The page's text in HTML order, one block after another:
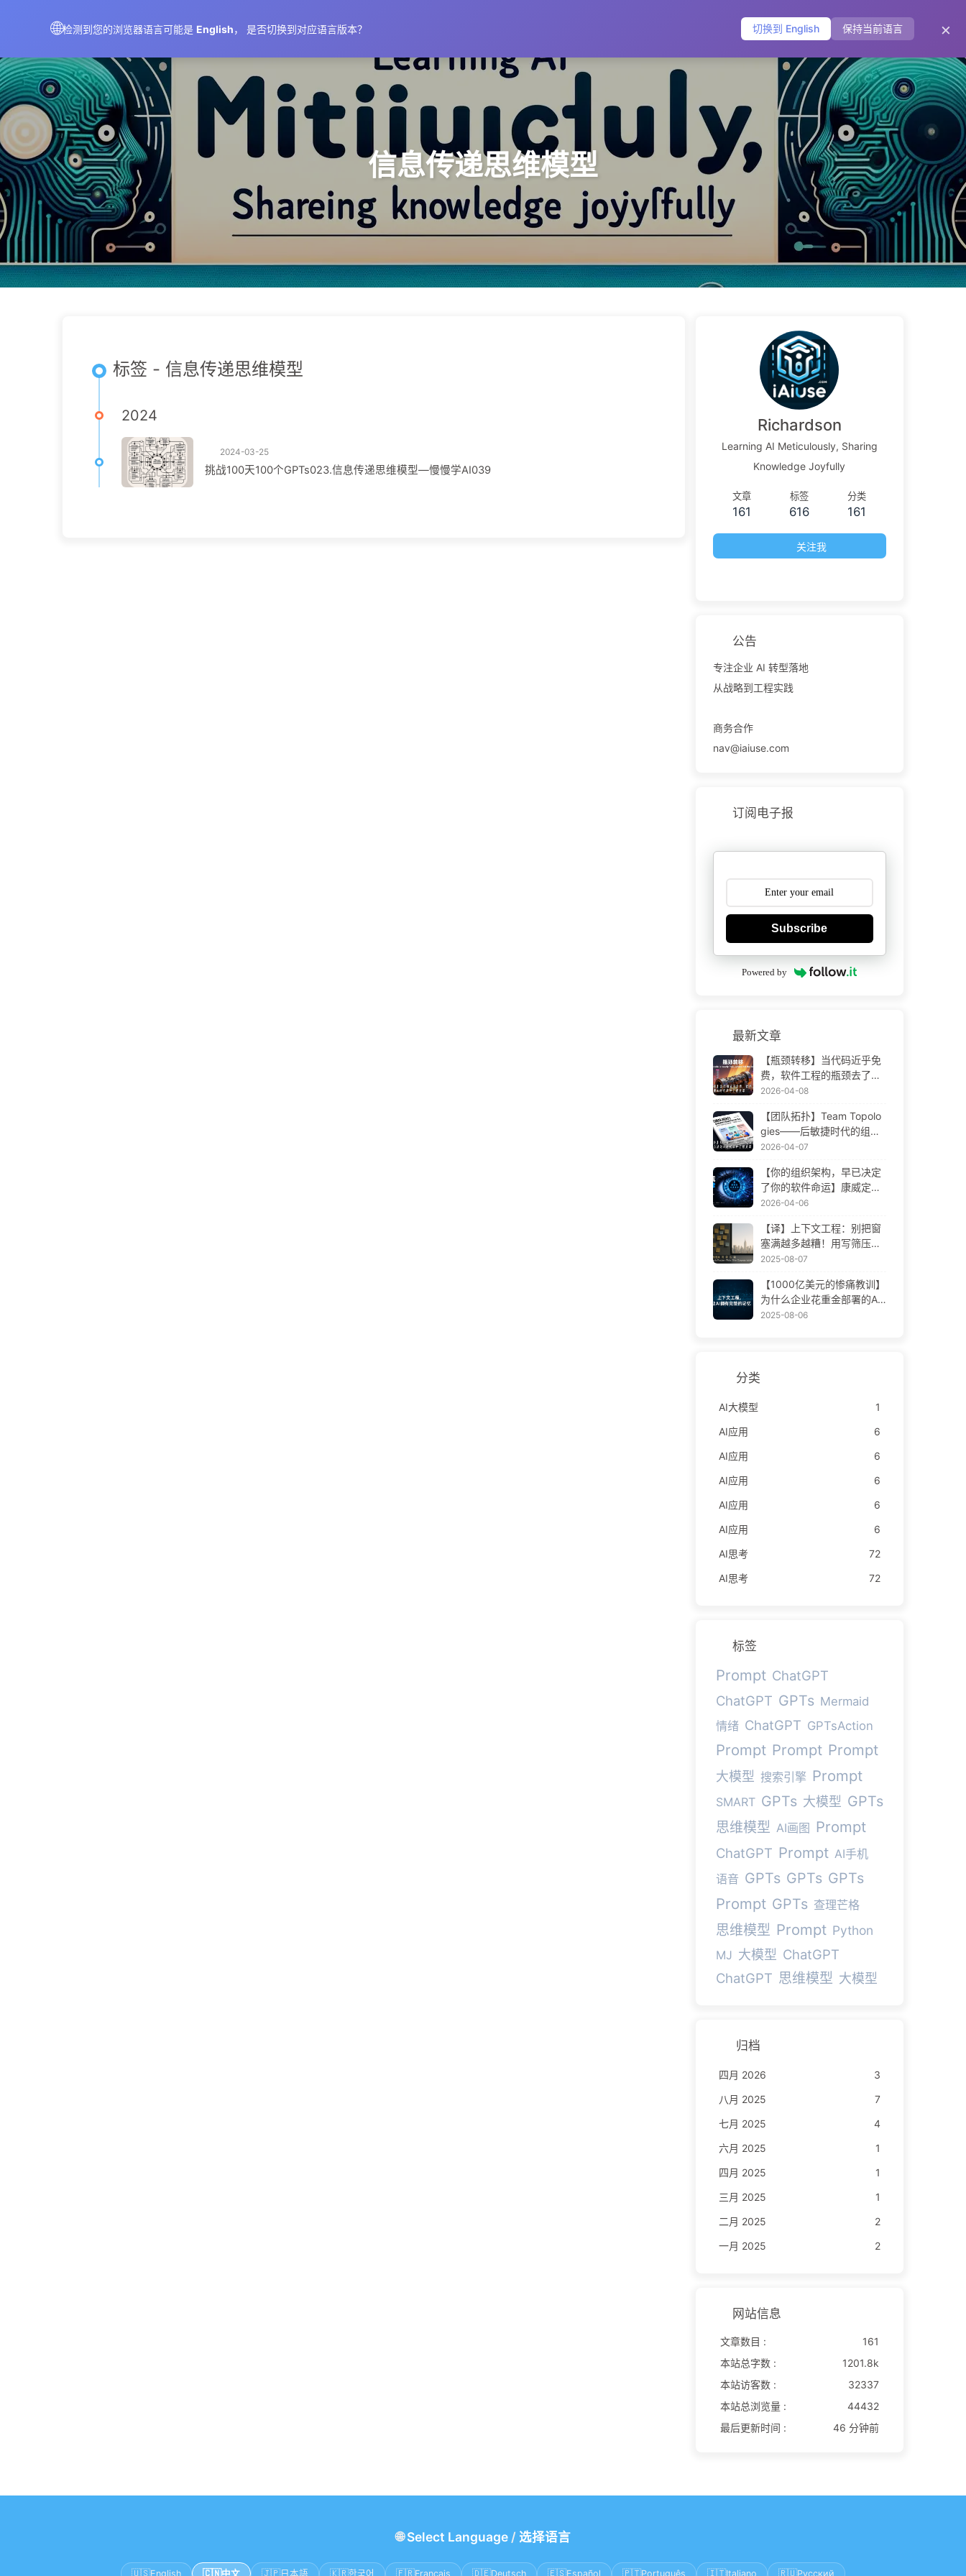
🌐检测到您的浏览器语言可能是 English， 是否切换到对应语言版本？ 切换到 English 保持当前语言 ×
AIMeticulously 标签 分类 友链 关于
信息传递思维模型
标签 - 信息传递思维模型
2024
2024-03-25
挑战100天100个GPTs023.信息传递思维模型—慢慢学AI039
Richardson
Learning AI Meticulously, Sharing
Knowledge Joyfully
文章
161
标签
616
分类
161
关注我
公告
专注企业 AI 转型落地
从战略到工程实践
商务合作
nav@iaiuse.com
订阅电子报
Subscribe
Powered by
最新文章
【瓶颈转移】当代码近乎免
费，软件工程的瓶颈去了哪
里 AI 时代软件工程变革——
2026-04-08
【团队拓扑】Team Topolo
gies——后敏捷时代的组织
设计方法论 AI 时代软件工程
2026-04-07
【你的组织架构，早已决定
了你的软件命运】康威定律
——被低估了 56 年的管理
——慢慢学AI171
2026-04-06
【译】上下文工程：别把窗
塞满越多越糟！用写筛压隔
四步，警惕投毒干扰混淆冲
学AI170
2025-08-07
【1000亿美元的惨痛教训】
为什么企业花重金部署的AI
助手，总在关键时刻“失
2025-08-06
分类
AI大模型
1
AI应用
6
AI应用
6
AI应用
6
AI应用
6
AI应用
6
AI思考
72
AI思考
72
标签
Prompt ChatGPT
ChatGPT GPTs Mermaid
情绪 ChatGPT GPTsAction
Prompt Prompt Prompt
大模型 搜索引擎 Prompt
SMART GPTs 大模型 GPTs
思维模型 AI画图 Prompt
ChatGPT Prompt AI手机
语音 GPTs GPTs GPTs
Prompt GPTs 查理芒格
思维模型 Prompt Python
MJ 大模型 ChatGPT
ChatGPT 思维模型 大模型
归档
四月 2026
3
八月 2025
7
七月 2025
4
六月 2025
1
四月 2025
1
三月 2025
1
二月 2025
2
一月 2025
2
网站信息
文章数目 :
161
本站总字数 :
1201.8k
本站访客数 :
32337
本站总浏览量 :
44432
最后更新时间 :
46 分钟前
🌐Select Language/ 选择语言
🇺🇸English 🇨🇳中文 🇯🇵 日本語 🇰🇷한국어 🇫🇷Français 🇩🇪Deutsch 🇪🇸Español 🇵🇹Português 🇮🇹Italiano 🇷🇺Русский